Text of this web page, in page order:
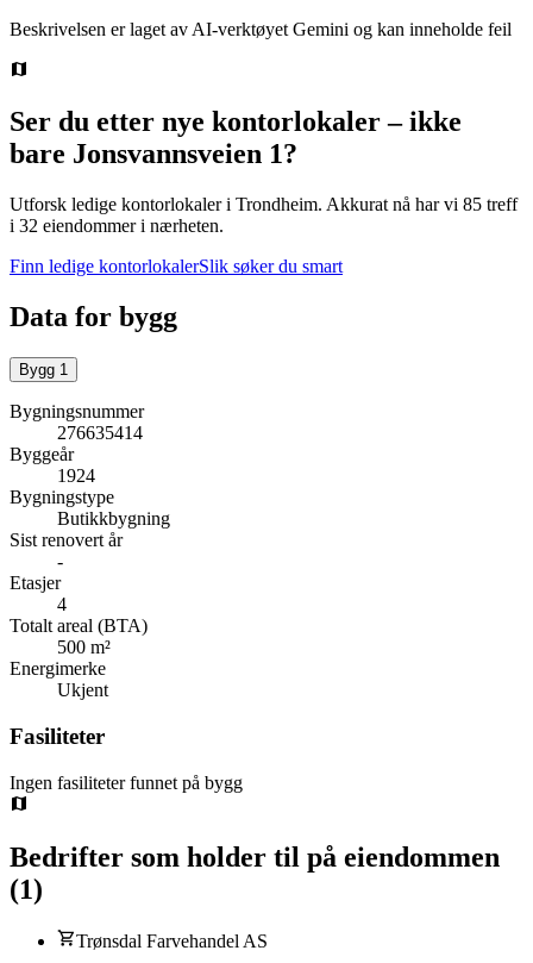
Beskrivelsen er laget av AI-verktøyet Gemini og kan inneholde feil
Ser du etter nye kontorlokaler – ikke
bare Jonsvannsveien 1?
Utforsk ledige kontorlokaler i Trondheim. Akkurat nå har vi 85 treff
i 32 eiendommer i nærheten.
Finn ledige kontorlokalerSlik søker du smart
Data for bygg
Bygg 1
Bygningsnummer
276635414
Byggeår
1924
Bygningstype
Butikkbygning
Sist renovert år
-
Etasjer
4
Totalt areal (BTA)
500 m²
Energimerke
Ukjent
Fasiliteter
Ingen fasiliteter funnet på bygg
Bedrifter som holder til på eiendommen
(1)
Trønsdal Farvehandel AS